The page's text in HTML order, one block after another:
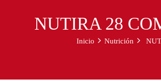
NUTIRA 28
Inicio Nutrición